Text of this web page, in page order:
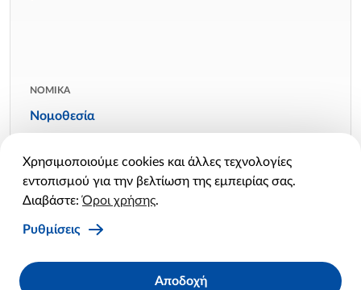
ΝΟΜΙΚΑ
Νομοθεσία
Πολιτική απορρήτου
Πολιτική cookies
TwitterLinkedinInstagram
Χρησιμοποιούμε cookies και άλλες τεχνολογίες
εντοπισμού για την βελτίωση της εμπειρίας σας.
Διαβάστε:Όροι χρήσης.
Ρυθμίσεις
Αποδοχή